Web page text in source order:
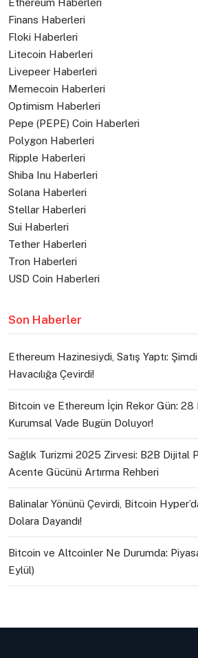
Finans Haberleri
Floki Haberleri
Litecoin Haberleri
Livepeer Haberleri
Memecoin Haberleri
Optimism Haberleri
Pepe (PEPE) Coin Haberleri
Polygon Haberleri
Ripple Haberleri
Shiba Inu Haberleri
Solana Haberleri
Stellar Haberleri
Sui Haberleri
Tether Haberleri
Tron Haberleri
USD Coin Haberleri
Son Haberler
Ethereum Hazinesiydi, Satış Yaptı:
Havacılığa Çevirdi!
Bitcoin ve Ethereum İçin Rekor Gün: 28
Kurumsal Vade Bugün Doluyor!
Sağlık Turizmi 2025 Zirvesi: B2B Dijital
Acente Gücünü Artırma Rehberi
Balinalar Yönünü Çevirdi, Bitcoin
Dolara Dayandı!
Bitcoin ve Altcoinler Ne Durumda:
Eylül)